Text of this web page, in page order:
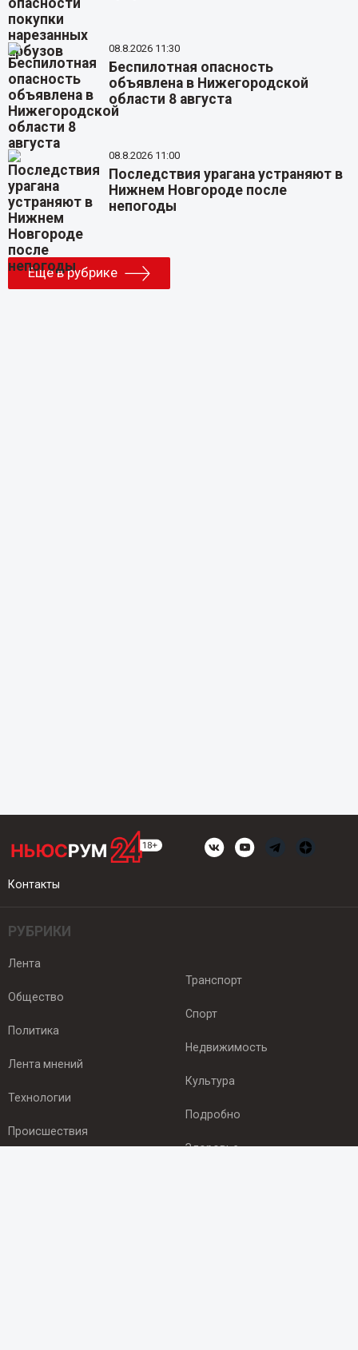
08.8.2026 11:30
Беспилотная опасность
объявлена в Нижегородской
области 8 августа
08.8.2026 11:00
Последствия урагана устраняют в
Нижнем Новгороде после
непогоды
Еще в рубрике
Контакты
РУБРИКИ
Лента
Общество
Политика
Лента мнений
Технологии
Происшествия
Транспорт
Спорт
Недвижимость
Культура
Подробно
Здоровье